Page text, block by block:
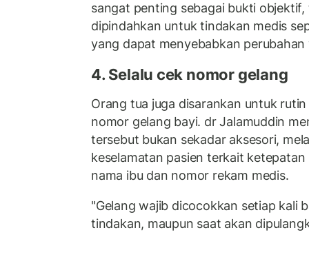
sangat penting sebagai bukti
dipindahkan untuk tindakan medis
yang dapat menyebabkan
4. Selalu cek nomor gelang
Orang tua juga disarankan untuk
nomor gelang bayi. dr Jalamuddin
tersebut bukan sekadar aksesori,
keselamatan pasien terkait
nama ibu dan nomor rekam medis.
"Gelang wajib dicocokkan setiap kali
tindakan, maupun saat akan